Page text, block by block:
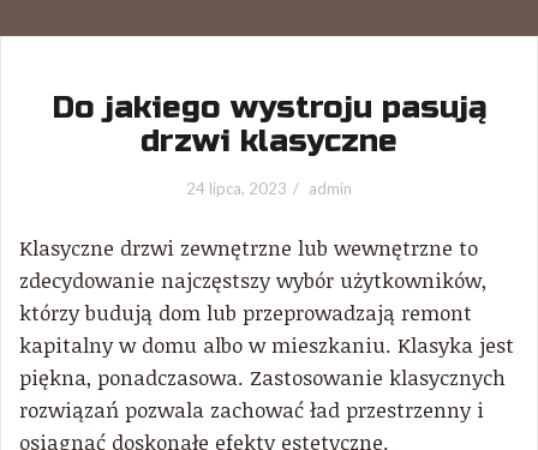
Do jakiego wystroju pasują
drzwi klasyczne
24 lipca, 2023 admin
Klasyczne drzwi zewnętrzne lub wewnętrzne to
zdecydowanie najczęstszy wybór użytkowników,
którzy budują dom lub przeprowadzają remont
kapitalny w domu albo w mieszkaniu. Klasyka jest
piękna, ponadczasowa. Zastosowanie klasycznych
rozwiązań pozwala zachować ład przestrzenny i
osiągnąć doskonałe efekty estetyczne.